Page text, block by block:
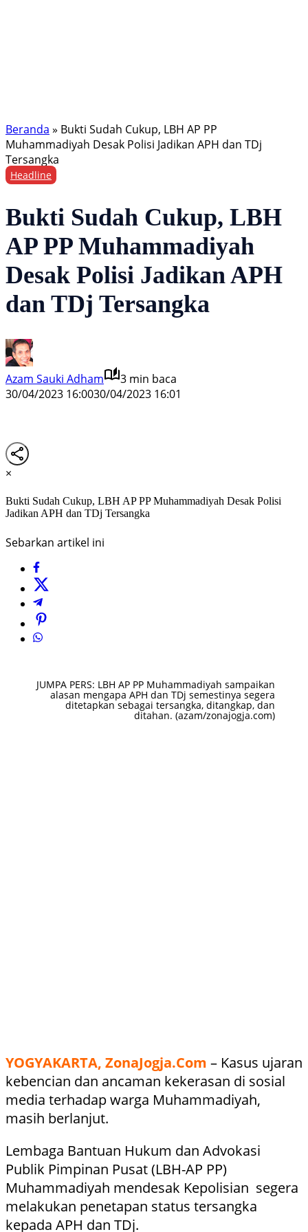
Beranda » Bukti Sudah Cukup, LBH AP PP
Muhammadiyah Desak Polisi Jadikan APH dan TDj
Tersangka
Headline
Bukti Sudah Cukup, LBH
AP PP Muhammadiyah
Desak Polisi Jadikan APH
dan TDj Tersangka
Azam Sauki Adham
3 min baca
30/04/2023 16:0030/04/2023 16:01
×
Bukti Sudah Cukup, LBH AP PP Muhammadiyah Desak Polisi
Jadikan APH dan TDj Tersangka
Sebarkan artikel ini
JUMPA PERS: LBH AP PP Muhammadiyah sampaikan
alasan mengapa APH dan TDj semestinya segera
ditetapkan sebagai tersangka, ditangkap, dan
ditahan. (azam/zonajogja.com)
YOGYAKARTA, ZonaJogja.Com – Kasus ujaran
kebencian dan ancaman kekerasan di sosial
media terhadap warga Muhammadiyah,
masih berlanjut.
Lembaga Bantuan Hukum dan Advokasi
Publik Pimpinan Pusat (LBH-AP PP)
Muhammadiyah mendesak Kepolisian segera
melakukan penetapan status tersangka
kepada APH dan TDj.